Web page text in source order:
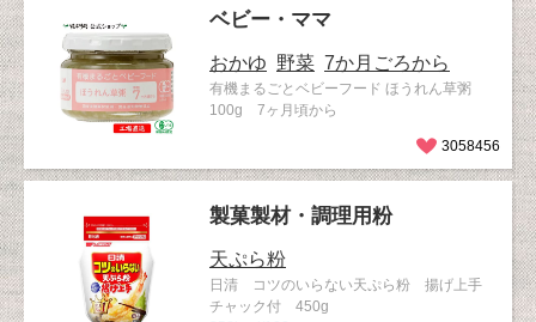
ベビー・ママ
おかゆ 野菜 7か月ごろから
有機まるごとベビーフード ほうれん草粥
100g 7ヶ月頃から
3058456
製菓製材・調理用粉
天ぷら粉
日清 コツのいらない天ぷら粉 揚げ上手
チャック付 450g